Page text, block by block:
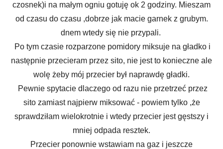
czosnek)i na małym ogniu gotuję ok 2 godziny. Mieszam
od czasu do czasu ,dobrze jak macie garnek z grubym.
dnem wtedy się nie przypali.
Po tym czasie rozparzone pomidory miksuje na gładko i
następnie przecieram przez sito, nie jest to konieczne ale
wolę żeby mój przecier był naprawdę gładki.
Pewnie spytacie dlaczego od razu nie przetrzeć przez
sito zamiast najpierw miksować - powiem tylko ,że
sprawdziłam wielokrotnie i wtedy przecier jest gęstszy i
mniej odpada resztek.
Przecier ponownie wstawiam na gaz i jeszcze